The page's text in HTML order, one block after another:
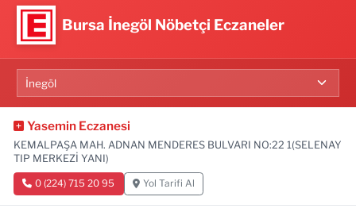
Bursa İnegöl Nöbetçi Eczaneler
Yasemin Eczanesi
KEMALPAŞA MAH. ADNAN MENDERES BULVARI NO:22 1(SELENAY
TIP MERKEZİ YANI)
0 (224) 715 20 95 Yol Tarifi Al